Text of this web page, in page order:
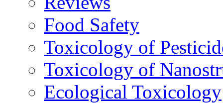
Food Safety
Toxicology of
Toxicology of
Ecological Toxicology